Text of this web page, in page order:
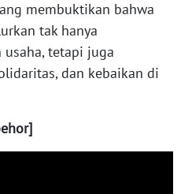
membuktikan bahwa
tak hanya
usaha, tetapi juga
dan kebaikan di